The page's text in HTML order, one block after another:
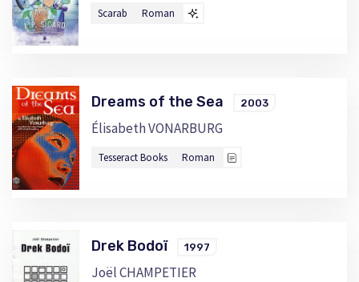
Scarab Roman
Dreams of the Sea 2003
Élisabeth VONARBURG
Tesseract Books Roman
Drek Bodoï 1997
Joël CHAMPETIER